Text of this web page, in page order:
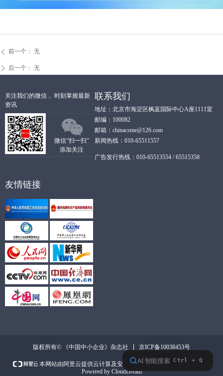
ꄴ 前一个： 无
ꄲ 后一个： 无
关注我们的微信， 时刻掌握最新
资讯
微信“扫一扫”
添加关注
联系我们
地址：北京市海淀区枫蓝国际中心A座1111室
邮编：100082
邮箱：chinacsme@126.com
新闻热线：010-65511557
广告发行热线：010-65513554 / 65515358
友情链接
版权所有© 《中国中小企业》杂志社 京ICP备10038453号
本网站由阿里云提供云计算及安全服务 本网站支持
IPv6
Powered by CloudDream